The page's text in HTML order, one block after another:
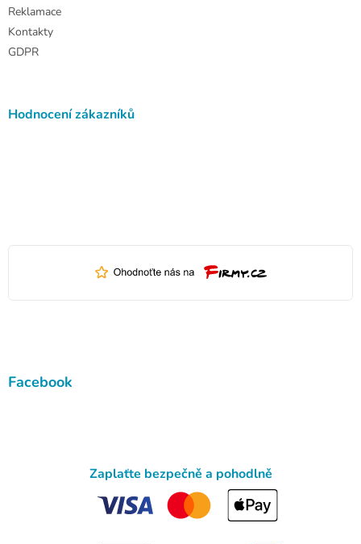
Reklamace
Kontakty
GDPR
Hodnocení zákazníků
Facebook
Zaplaťte bezpečně a pohodlně